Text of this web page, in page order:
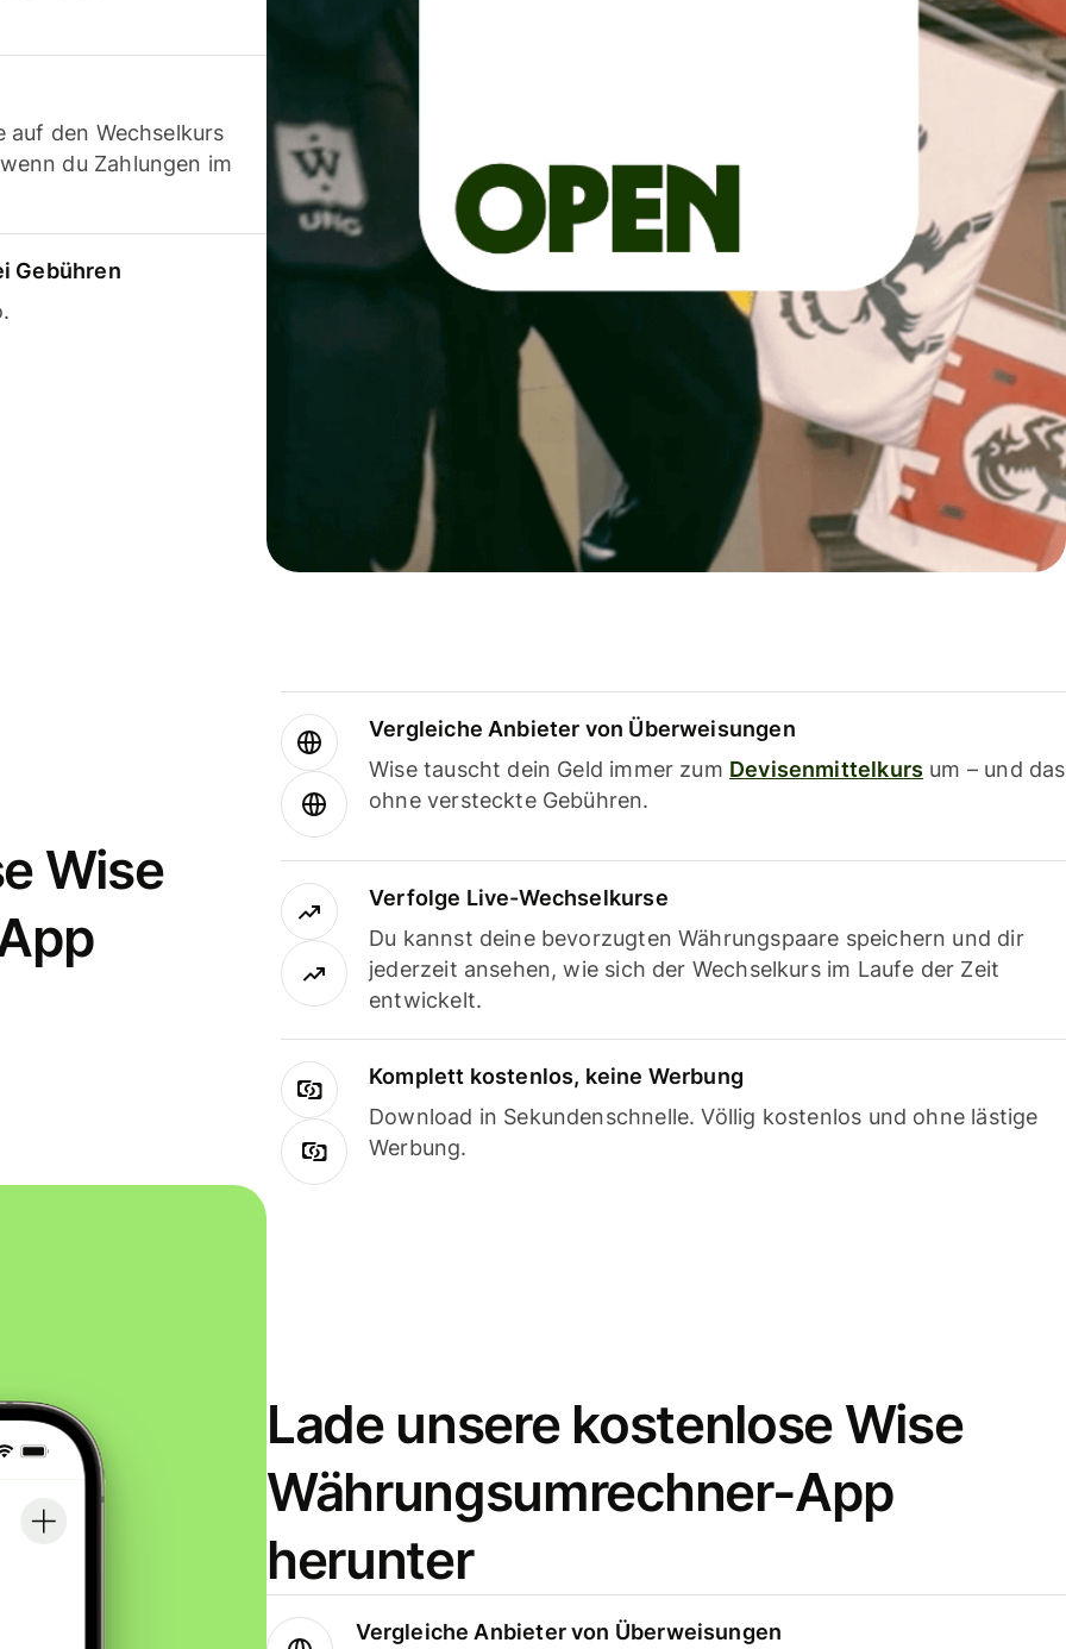
auf den Wechselkurs
du Zahlungen im
Gebühren
Wise
Vergleiche Anbieter von Überweisungen
Wise tauscht dein Geld immer zum Devisenmittelkurs um – und das
ohne versteckte Gebühren.
Verfolge Live-Wechselkurse
Du kannst deine bevorzugten Währungspaare speichern und dir
jederzeit ansehen, wie sich der Wechselkurs im Laufe der Zeit
entwickelt.
Komplett kostenlos, keine Werbung
Download in Sekundenschnelle. Völlig kostenlos und ohne lästige
Werbung.
Lade unsere kostenlose Wise
Währungsumrechner-App
herunter
Vergleiche Anbieter von Überweisungen